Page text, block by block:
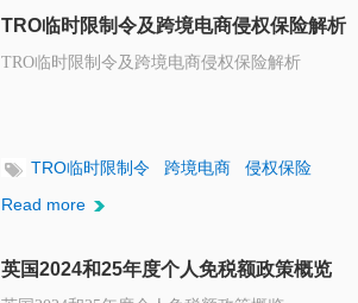
TRO临时限制令及跨境电商侵权保险解析
TRO临时限制令及跨境电商侵权保险解析
TRO临时限制令 跨境电商
侵权保险
Read more
英国2024和25年度个人免税额政策概览